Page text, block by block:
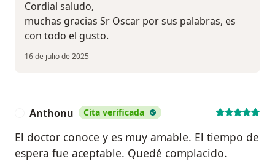
Cordial saludo,
muchas gracias Sr Oscar por sus palabras, es
con todo el gusto.
16 de julio de 2025
Anthonu Cita verificada
El doctor conoce y es muy amable. El tiempo de
espera fue aceptable. Quedé complacido.